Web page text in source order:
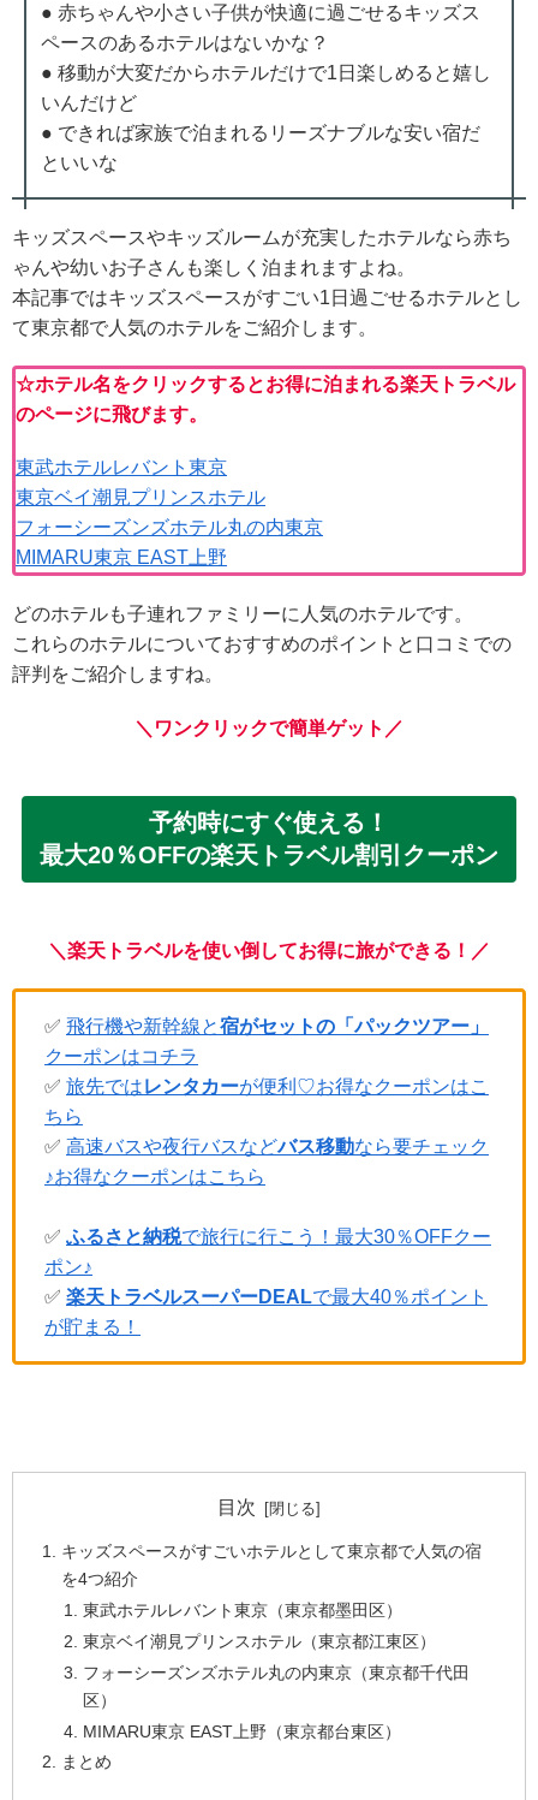
● 赤ちゃんや小さい子供が快適に過ごせるキッズス
ペースのあるホテルはないかな？
● 移動が大変だからホテルだけで1日楽しめると嬉し
いんだけど
● できれば家族で泊まれるリーズナブルな安い宿だ
といいな
キッズスペースやキッズルームが充実したホテルなら赤ち
ゃんや幼いお子さんも楽しく泊まれますよね。
本記事ではキッズスペースがすごい1日過ごせるホテルとし
て東京都で人気のホテルをご紹介します。
☆ホテル名をクリックするとお得に泊まれる楽天トラベル
のページに飛びます。
東武ホテルレバント東京
東京ベイ潮見プリンスホテル
フォーシーズンズホテル丸の内東京
MIMARU東京 EAST上野
どのホテルも子連れファミリーに人気のホテルです。
これらのホテルについておすすめのポイントと口コミでの
評判をご紹介しますね。
＼ワンクリックで簡単ゲット／
予約時にすぐ使える！
最大20％OFFの楽天トラベル割引クーポン
＼楽天トラベルを使い倒してお得に旅ができる！／
✅ 飛行機や新幹線と宿がセットの「パックツアー」
クーポンはコチラ
✅ 旅先ではレンタカーが便利♡お得なクーポンはこ
ちら
✅ 高速バスや夜行バスなどバス移動なら要チェック
♪お得なクーポンはこちら
✅ ふるさと納税で旅行に行こう！最大30％OFFクー
ポン♪
✅ 楽天トラベルスーパーDEALで最大40％ポイント
が貯まる！
目次
キッズスペースがすごいホテルとして東京都で人気の宿
を4つ紹介
東武ホテルレバント東京（東京都墨田区）
東京ベイ潮見プリンスホテル（東京都江東区）
フォーシーズンズホテル丸の内東京（東京都千代田
区）
MIMARU東京 EAST上野（東京都台東区）
まとめ